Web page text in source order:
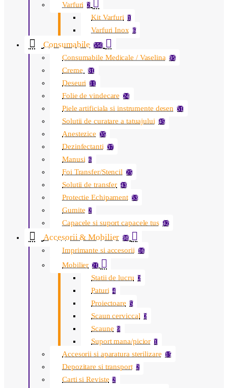
Varfuri 2
Kit Varfuri 1
Varfuri Inox 6
Consumabile 550
Consumabile Medicale / Vaselina 95
Creme 81
Deseuri 11
Folie de vindecare 24
Piele artificiala si instrumente desen 51
Solutii de curatare a tatuajului 45
Anestezice 35
Dezinfectanti 37
Manusi 6
Foi Transfer/Stencil 25
Solutii de transfer 43
Protectie Echipament 53
Gumite 2
Capacele si suport capacele tus 42
Accesorii & Mobilier 98
Imprimante si accesorii 16
Mobilier 21
Statii de lucru 2
Paturi 4
Proiectoare 5
Scaun cerviccal 2
Scaune 9
Suport mana/picior 1
Accesorii si aparatura sterilizare 15
Depozitare si transport 2
Carti si Reviste 2